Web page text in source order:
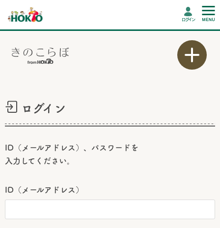
ログイン
ログイン
ID（メールアドレス）、パスワードを
入力してください。
ID（メールアドレス）